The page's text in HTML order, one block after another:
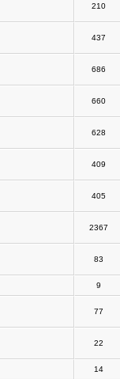
210
437
686
660
628
409
405
2367
83
9
77
22
14